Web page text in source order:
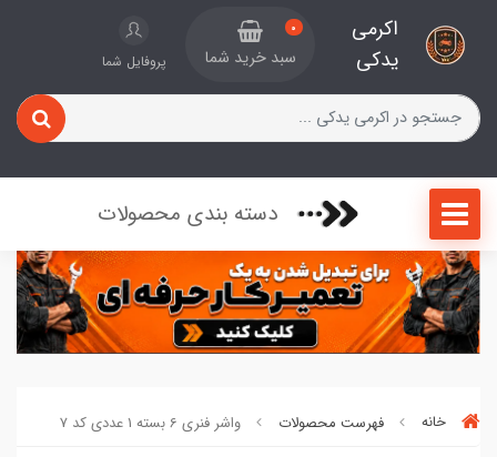
اکرمی
یدکی
0
سبد خرید شما پروفایل شما
دسته بندی محصولات
خانه فهرست محصولات واشر فنری 6 بسته 1 عددی کد 7